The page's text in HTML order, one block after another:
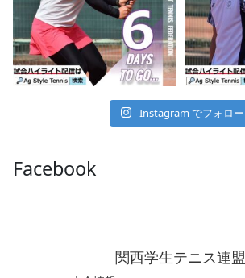
Instagram でフォロー
Facebook
関西学生テニス連盟